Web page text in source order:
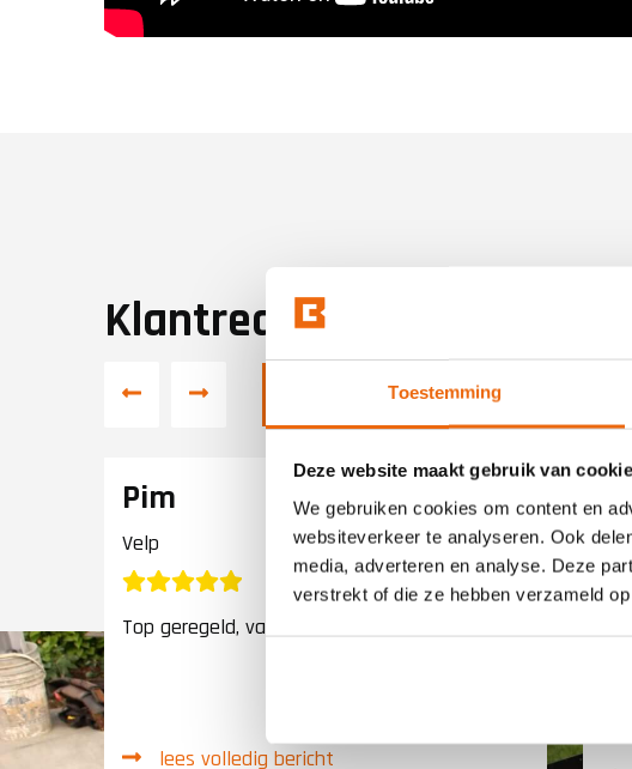
Toestemming
Deze website maakt gebruik van
We gebruiken cookies om content en
websiteverkeer te analyseren. Ook
media, adverteren en analyse. Deze
verstrekt of die ze hebben verzameld
Klantreacties
zeer
Pim
Velp
Top geregeld, vaklui!!!!!!!!!!!!!!!!!!!!!!!
lees volledig bericht
Plaats een review